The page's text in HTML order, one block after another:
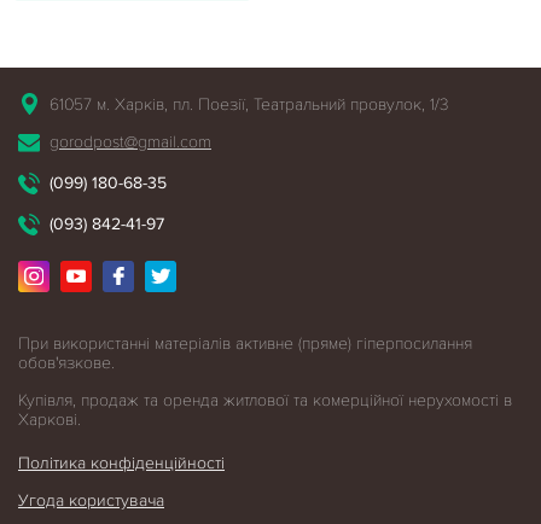
61057 м. Харків, пл. Поезії, Театральний провулок, 1/3
gorodpost@gmail.com
(099) 180-68-35
(093) 842-41-97
При використанні матеріалів активне (пряме) гіперпосилання
обов'язкове.
Купівля, продаж та оренда житлової та комерційної нерухомості в
Харкові.
Політика конфіденційності
Угода користувача